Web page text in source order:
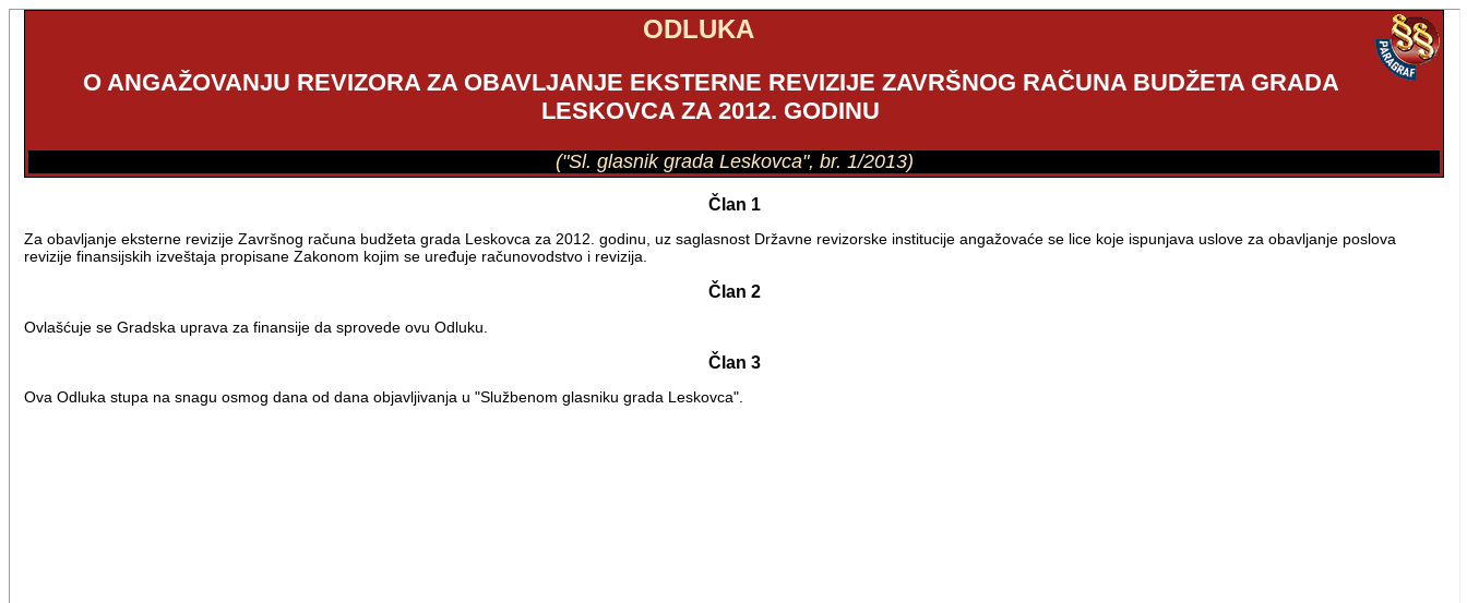
ODLUKA
O ANGAŽOVANJU REVIZORA ZA OBAVLJANJE EKSTERNE REVIZIJE ZAVRŠNOG RAČUNA BUDŽETA GRADA
LESKOVCA ZA 2012. GODINU
("Sl. glasnik grada Leskovca", br. 1/2013)
Član 1
Za obavljanje eksterne revizije Završnog računa budžeta grada Leskovca za 2012. godinu, uz saglasnost Državne revizorske institucije angažovaće se lice koje ispunjava uslove za obavljanje poslova
revizije finansijskih izveštaja propisane Zakonom kojim se uređuje računovodstvo i revizija.
Član 2
Ovlašćuje se Gradska uprava za finansije da sprovede ovu Odluku.
Član 3
Ova Odluka stupa na snagu osmog dana od dana objavljivanja u "Službenom glasniku grada Leskovca".